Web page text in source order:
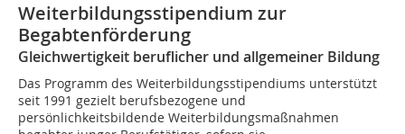
Weiterbildungsstipendium zur
Begabtenförderung
Gleichwertigkeit beruflicher und allgemeiner Bildung
Das Programm des Weiterbildungsstipendiums unterstützt
seit 1991 gezielt berufsbezogene und
persönlichkeitsbildende Weiterbildungsmaßnahmen